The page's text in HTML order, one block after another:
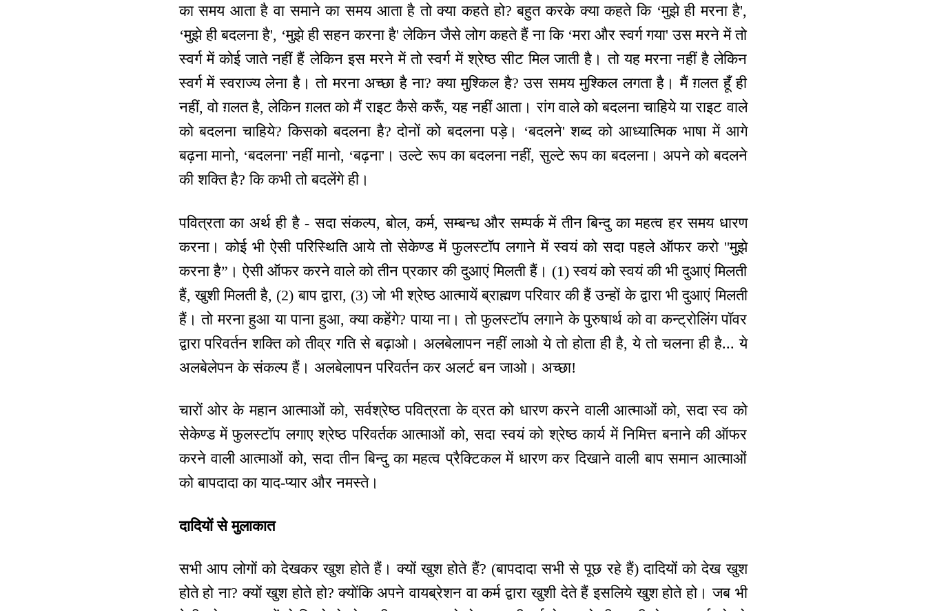
का समय आता है वा समाने का समय आता है तो क्या कहते हो? बहुत करके क्या कहते कि ‘मुझे ही मरना है',
‘मुझे ही बदलना है', ‘मुझे ही सहन करना है' लेकिन जैसे लोग कहते हैं ना कि ‘मरा और स्वर्ग गया' उस मरने में तो
स्वर्ग में कोई जाते नहीं हैं लेकिन इस मरने में तो स्वर्ग में श्रेष्ठ सीट मिल जाती है। तो यह मरना नहीं है लेकिन
स्वर्ग में स्वराज्य लेना है। तो मरना अच्छा है ना? क्या मुश्किल है? उस समय मुश्किल लगता है। मैं ग़लत हूँ ही
नहीं, वो ग़लत है, लेकिन ग़लत को मैं राइट कैसे करूँ, यह नहीं आता। रांग वाले को बदलना चाहिये या राइट वाले
को बदलना चाहिये? किसको बदलना है? दोनों को बदलना पड़े। ‘बदलने' शब्द को आध्यात्मिक भाषा में आगे
बढ़ना मानो, ‘बदलना' नहीं मानो, ‘बढ़ना'। उल्टे रूप का बदलना नहीं, सुल्टे रूप का बदलना। अपने को बदलने
की शक्ति है? कि कभी तो बदलेंगे ही।
पवित्रता का अर्थ ही है - सदा संकल्प, बोल, कर्म, सम्बन्ध और सम्पर्क में तीन बिन्दु का महत्व हर समय धारण
करना। कोई भी ऐसी परिस्थिति आये तो सेकेण्ड में फुलस्टॉप लगाने में स्वयं को सदा पहले ऑफर करो ''मुझे
करना है”। ऐसी ऑफर करने वाले को तीन प्रकार की दुआएं मिलती हैं। (1) स्वयं को स्वयं की भी दुआएं मिलती
हैं, खुशी मिलती है, (2) बाप द्वारा, (3) जो भी श्रेष्ठ आत्मायें ब्राह्मण परिवार की हैं उन्हों के द्वारा भी दुआएं मिलती
हैं। तो मरना हुआ या पाना हुआ, क्या कहेंगे? पाया ना। तो फुलस्टॉप लगाने के पुरुषार्थ को वा कन्ट्रोलिंग पॉवर
द्वारा परिवर्तन शक्ति को तीव्र गति से बढ़ाओ। अलबेलापन नहीं लाओ ये तो होता ही है, ये तो चलना ही है... ये
अलबेलेपन के संकल्प हैं। अलबेलापन परिवर्तन कर अलर्ट बन जाओ। अच्छा!
चारों ओर के महान आत्माओं को, सर्वश्रेष्ठ पवित्रता के व्रत को धारण करने वाली आत्माओं को, सदा स्व को
सेकेण्ड में फुलस्टॉप लगाए श्रेष्ठ परिवर्तक आत्माओं को, सदा स्वयं को श्रेष्ठ कार्य में निमित्त बनाने की ऑफर
करने वाली आत्माओं को, सदा तीन बिन्दु का महत्व प्रैक्टिकल में धारण कर दिखाने वाली बाप समान आत्माओं
को बापदादा का याद-प्यार और नमस्ते।
दादियों से मुलाकात
सभी आप लोगों को देखकर खुश होते हैं। क्यों खुश होते हैं? (बापदादा सभी से पूछ रहे हैं) दादियों को देख खुश
होते हो ना? क्यों खुश होते हो? क्योंकि अपने वायब्रेशन वा कर्म द्वारा खुशी देते हैं इसलिये खुश होते हो। जब भी